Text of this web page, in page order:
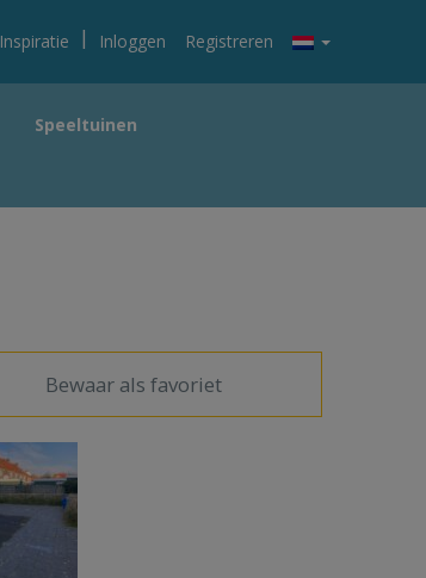
Inspiratie | Inloggen Registreren
Speeltuinen
Bewaar als favoriet